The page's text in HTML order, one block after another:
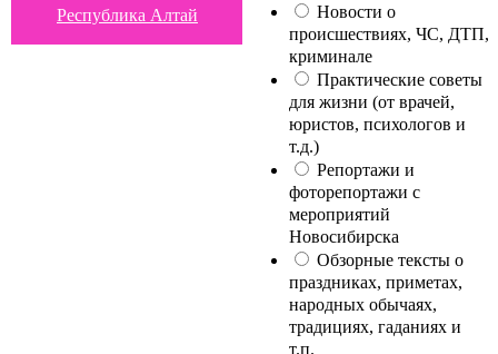
Республика Алтай
Новости о
происшествиях, ЧС, ДТП,
криминале
Практические советы
для жизни (от врачей,
юристов, психологов и
т.д.)
Репортажи и
фоторепортажи с
мероприятий
Новосибирска
Обзорные тексты о
праздниках, приметах,
народных обычаях,
традициях, гаданиях и
т.п.